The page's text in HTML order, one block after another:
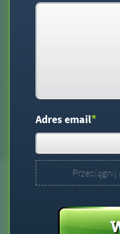
Adres email*